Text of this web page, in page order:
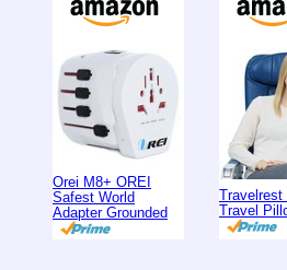
Orei M8+ OREI
Safest World
Adapter Grounded
Travelrest
Travel